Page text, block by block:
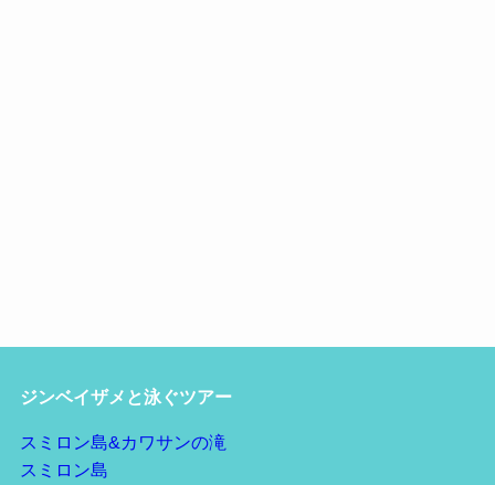
ジンベイザメと泳ぐツアー
スミロン島&カワサンの滝
スミロン島